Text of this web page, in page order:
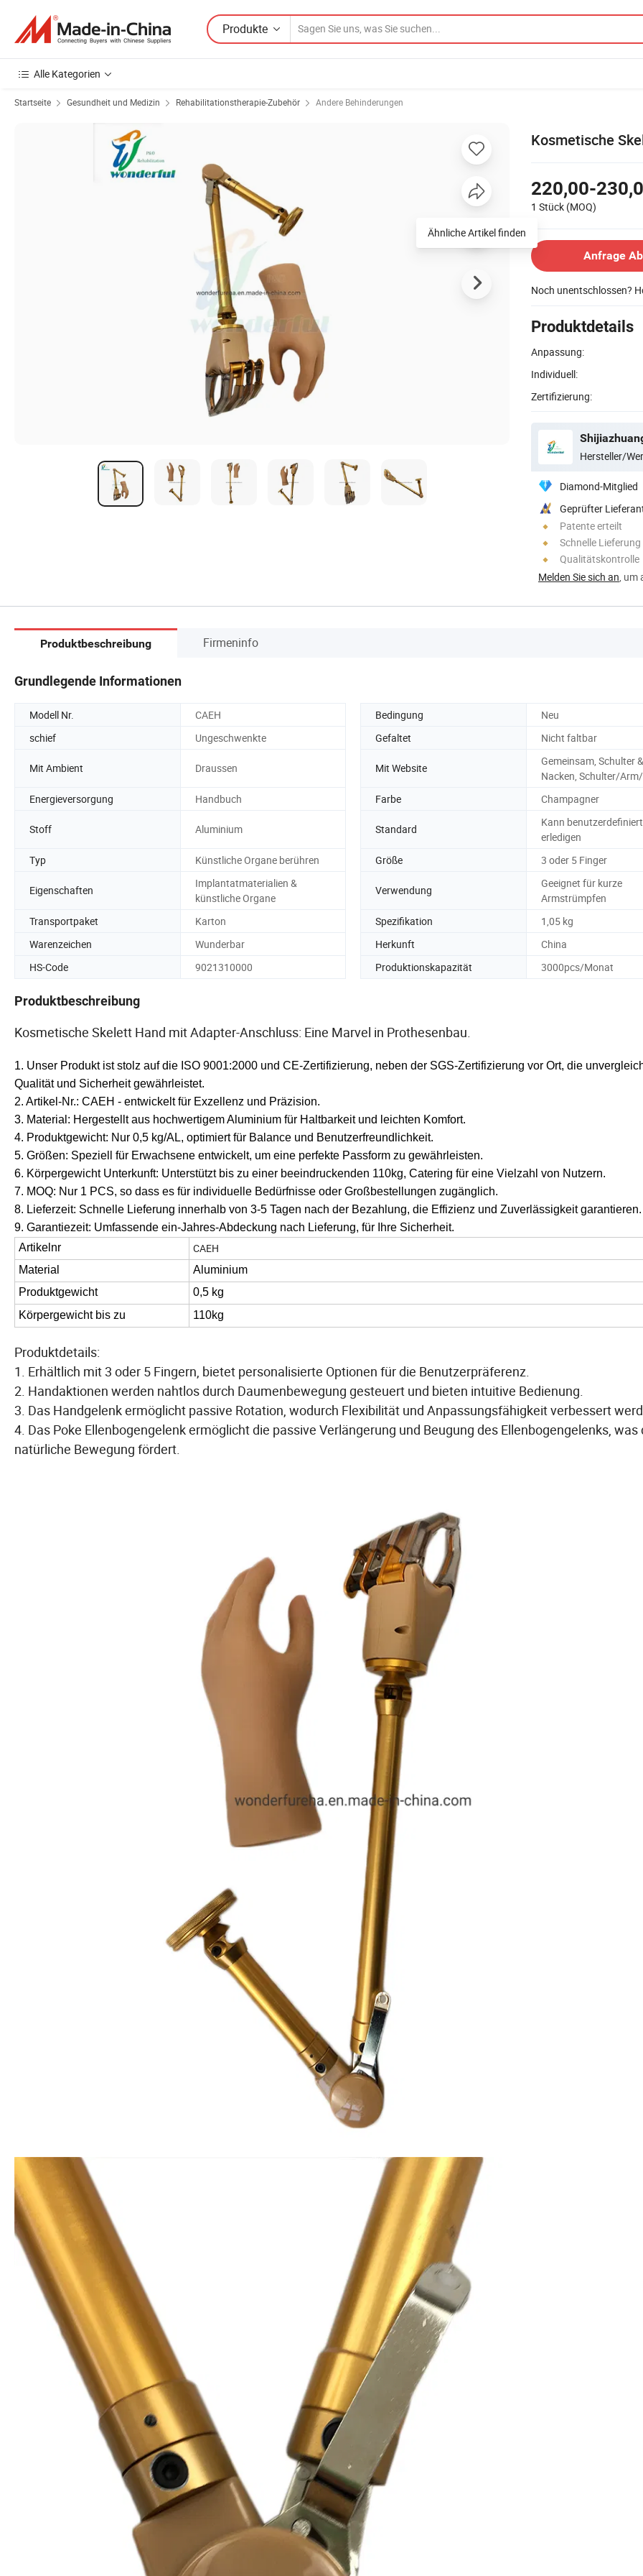
Produkte
Alle Kategorien
Startseite Gesundheit und Medizin Rehabilitationstherapie-Zubehör Andere Behinderungen
Kosmetische
220,00-
1 Stück (MOQ)
Anfrage
Noch unentschlossen?
Produktdetails
Anpassung:
Individuell:
Zertifizierung:
Hersteller/
Diamond-Mitglied
Geprüfter
Patente erteilt
Schnelle Lieferung
Qualitätskontrolle
Melden Sie sich an, um
Ähnliche Artikel finden
Produktbeschreibung Firmeninfo
Grundlegende Informationen
Modell Nr. CAEH Bedingung
Neu
schief
Ungeschwenkte Gefaltet Nicht faltbar
Mit Ambient Draussen Mit Website
Gemeinsam, Schulter &
Nacken, Schulter/
Energieversorgung
Handbuch Farbe Champagner
Stoff Aluminium Standard
Kann
erledigen
Typ
Künstliche Organe berühren Größe 3 oder 5 Finger
Eigenschaften
Implantatmaterialien &
künstliche Organe
Verwendung
Geeignet für kurze
Armstrümpfen
Transportpaket
Karton Spezifikation
1,05 kg
Warenzeichen
Wunderbar Herkunft
China
HS-Code
9021310000 Produktionskapazität 3000pcs/Monat
Produktbeschreibung
Kosmetische Skelett Hand mit Adapter-Anschluss: Eine Marvel in Prothesenbau.
1. Unser Produkt ist stolz auf die ISO 9001:2000 und CE-Zertifizierung, neben der SGS-Zertifizierung vor Ort, die
Qualität und Sicherheit gewährleistet.
2. Artikel-Nr.: CAEH - entwickelt für Exzellenz und Präzision.
3. Material: Hergestellt aus hochwertigem Aluminium für Haltbarkeit und leichten Komfort.
4. Produktgewicht: Nur 0,5 kg/AL, optimiert für Balance und Benutzerfreundlichkeit.
5. Größen: Speziell für Erwachsene entwickelt, um eine perfekte Passform zu gewährleisten.
6. Körpergewicht Unterkunft: Unterstützt bis zu einer beeindruckenden 110kg, Catering für eine Vielzahl von Nutzern.
7. MOQ: Nur 1 PCS, so dass es für individuelle Bedürfnisse oder Großbestellungen zugänglich.
8. Lieferzeit: Schnelle Lieferung innerhalb von 3-5 Tagen nach der Bezahlung, die Effizienz und Zuverlässigkeit garantieren.
9. Garantiezeit: Umfassende ein-Jahres-Abdeckung nach Lieferung, für Ihre Sicherheit.
Artikelnr
CAEH
Material
Aluminium
Produktgewicht
0,5 kg
Körpergewicht bis zu
110kg
Produktdetails:
1. Erhältlich mit 3 oder 5 Fingern, bietet personalisierte Optionen für die Benutzerpräferenz.
2. Handaktionen werden nahtlos durch Daumenbewegung gesteuert und bieten intuitive Bedienung.
3. Das Handgelenk ermöglicht passive Rotation, wodurch Flexibilität und Anpassungsfähigkeit verbessert
4. Das Poke Ellenbogengelenk ermöglicht die passive Verlängerung und Beugung des Ellenbogengelenks, was
natürliche Bewegung fördert.